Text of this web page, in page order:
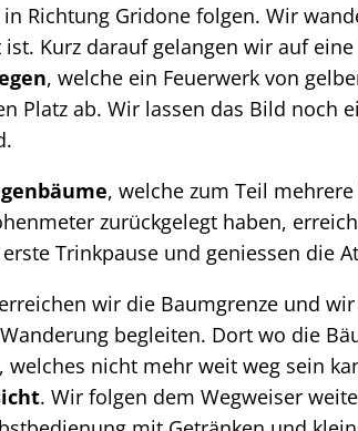
Richtung Gridone folgen. Wir
ist. Kurz darauf gelangen wir auf
, welche ein Feuerwerk von
Platz ab. Wir lassen das Bild noch
, welche zum Teil
zurückgelegt haben,
Trinkpause und geniessen die
wir die Baumgrenze und
begleiten. Dort wo die
nicht mehr weit weg sein
. Wir folgen dem Wegweiser